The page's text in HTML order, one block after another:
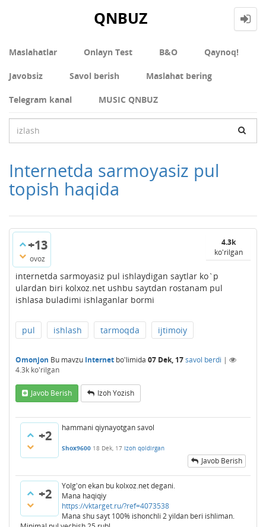
QNBUZ
Maslahatlar Onlayn Test В&О Qaynoq!
Javobsiz Savol berish Maslahat bering
Telegram kanal MUSIC QNBUZ
Internetda sarmoyasiz pul
topish haqida
+13
ovoz
4.3k
ko'rilgan
internetda sarmoyasiz pul ishlaydigan saytlar ko`p
ulardan biri kolxoz.net ushbu saytdan rostanam pul
ishlasa buladimi ishlaganlar bormi
pul ishlash tarmoqda ijtimoiy
Omonjon Bu mavzu Internet bo'limida 07 Dek, 17savol berdi |
4.3k ko'rilgan
Javob Berish Izoh Yozish
+2
hammani qiynayotgan savol
Shox9600 18 Dek, 17 Izoh qoldirgan
Javob Berish
+2
Yolg'on ekan bu kolxoz.net degani.
Mana haqiqiy
https://vktarget.ru/?ref=4073538
Mana shu sayt 100% ishonchli 2 yildan beri ishliman.